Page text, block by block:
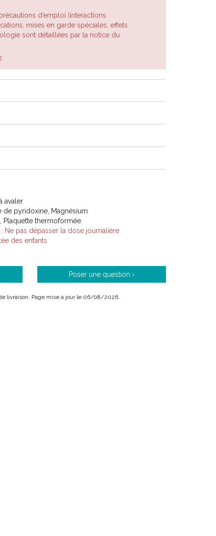
d’emploi (interactions
mises en garde spéciales, effets
sont détaillées par la notice du
avaler
de pyridoxine, Magnésium
Plaquette thermoformée
: Ne pas dépasser la dose journalière
des enfants
Poser une question ›
livraison. Page mise à jour le 06/08/2026.